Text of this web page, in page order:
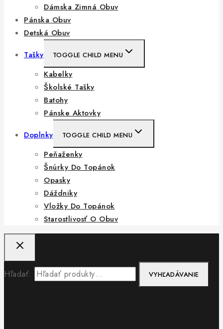
Dámska Zimná Obuv
Pánska Obuv
Detská Obuv
Tašky
TOGGLE CHILD MENU
Kabelky
Školské Tašky
Batohy
Pánske Aktovky
Doplnky
TOGGLE CHILD MENU
Peňaženky
Šnúrky Do Topánok
Opasky
Dáždniky
Vložky Do Topánok
Starostlivosť O Obuv
Hľadať: VYHĽADÁVANIE